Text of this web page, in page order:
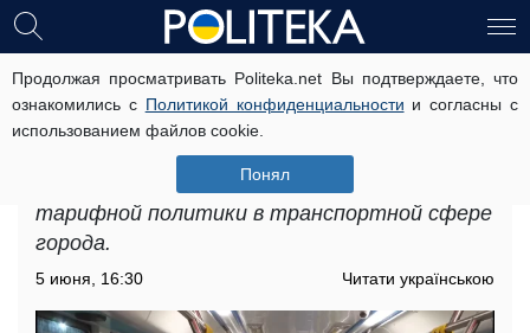
Продолжая просматривать Politeka.net Вы подтверждаете, что
ознакомились с Политикой конфиденциальности и согласны с
использованием файлов cookie.
Понял
Подорожание проезда в Запорожье:
как именно обновили цены
Подорожание проезда в Запорожье
рассматривается как элемент обновления
тарифной политики в транспортной сфере
города.
5 июня, 16:30 Читати українською